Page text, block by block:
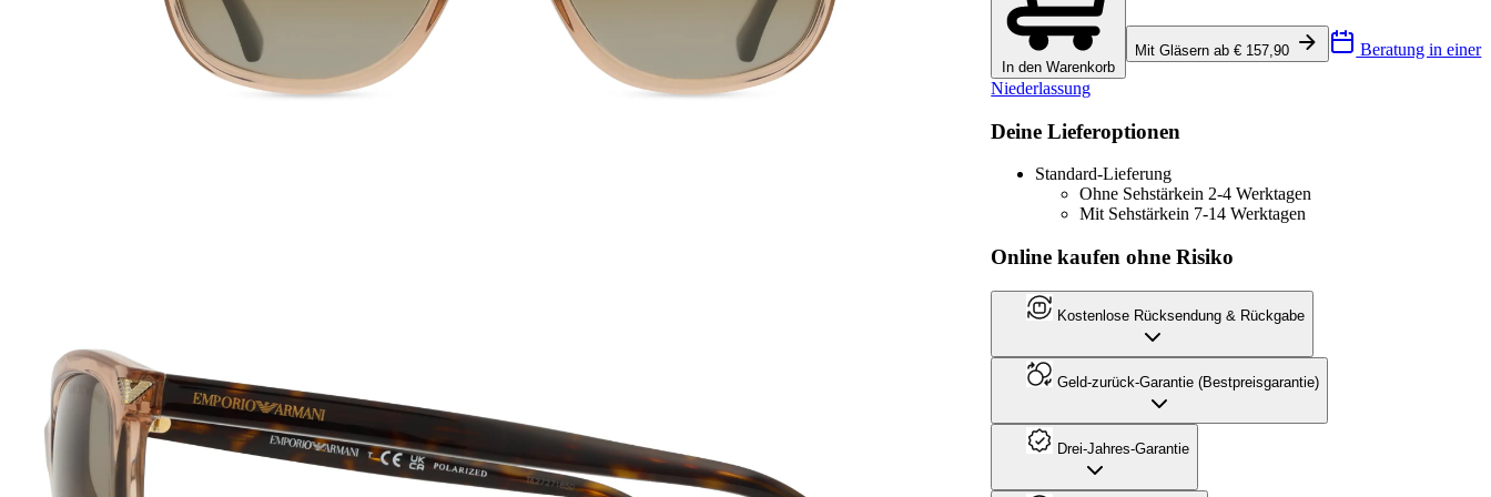
In den Warenkorb
Mit Gläsern ab € 157,90 Beratung in einer
Niederlassung
Deine Lieferoptionen
Standard-Lieferung
Ohne Sehstärkein 2-4 Werktagen
Mit Sehstärkein 7-14 Werktagen
Online kaufen ohne Risiko
Kostenlose Rücksendung & Rückgabe
Geld-zurück-Garantie (Bestpreisgarantie)
Drei-Jahres-Garantie